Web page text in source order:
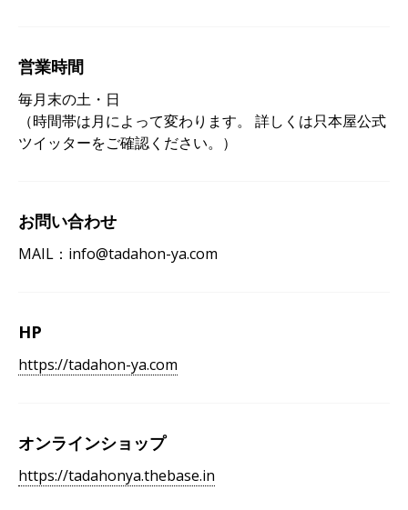
営業時間
毎月末の土・日
（時間帯は月によって変わります。 詳しくは只本屋公式
ツイッターをご確認ください。）
お問い合わせ
MAIL：info@tadahon-ya.com
HP
https://tadahon-ya.com
オンラインショップ
https://tadahonya.thebase.in